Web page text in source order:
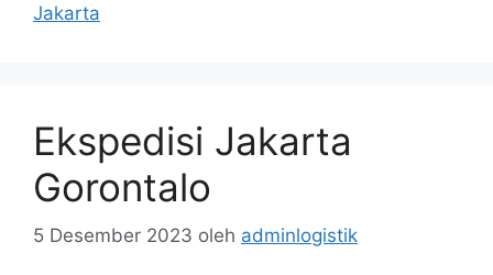
Jakarta
Ekspedisi Jakarta
Gorontalo
5 Desember 2023 oleh adminlogistik